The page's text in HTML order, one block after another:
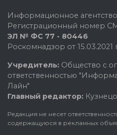
Информационное агентство
Регистрационный номер
ЭЛ № ФС 77 - 80446
Роскомнадзор от 15.03.2021
Учредитель: Общество с
ответственностью
Лайн"
Главный редактор:
Редакция не несет
содержащуюся в рекламных